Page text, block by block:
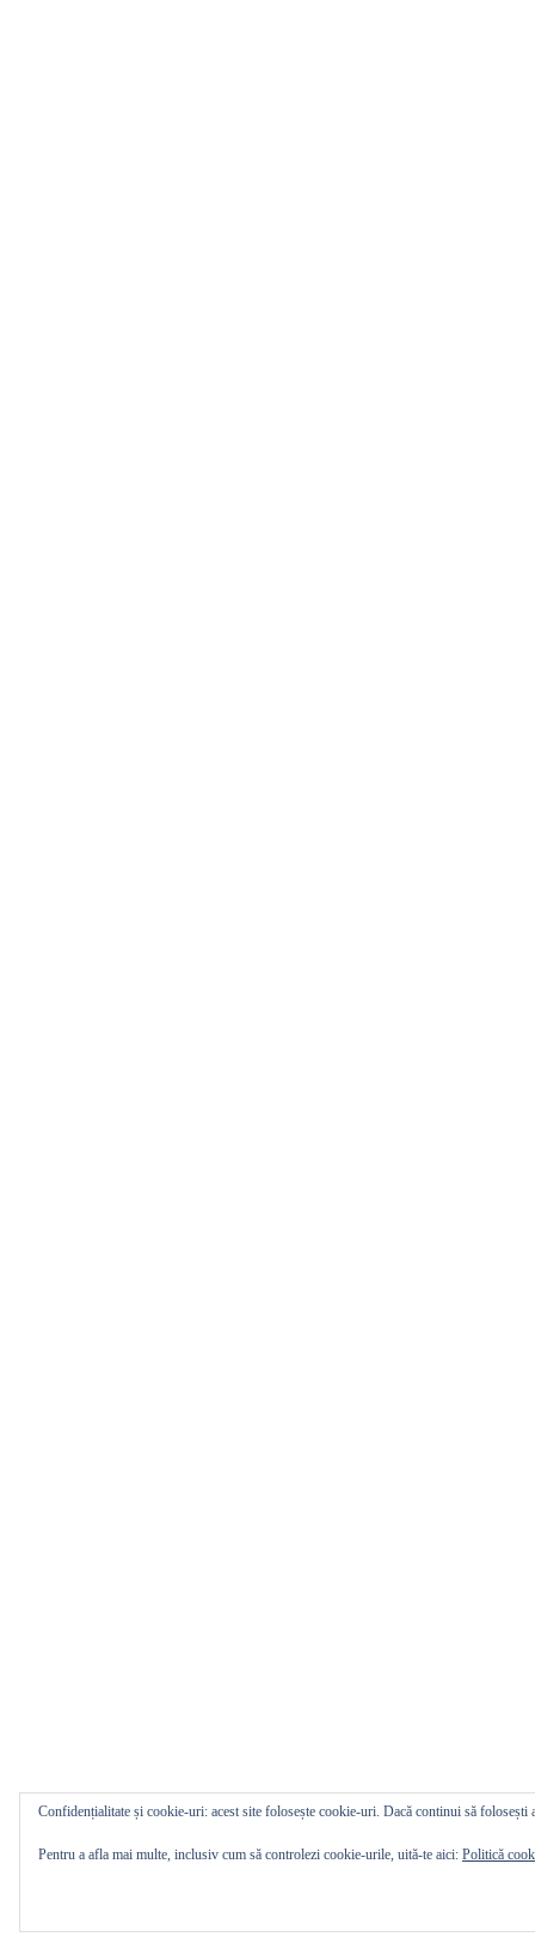
Confidențialitate și cookie-uri: acest site folosește cookie-uri. Dacă continui să folosești
Pentru a afla mai multe, inclusiv cum să controlezi cookie-urile, uită-te aici: Politică